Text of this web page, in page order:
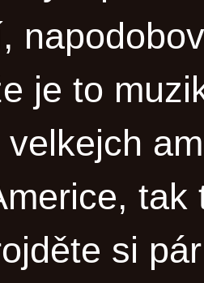
je to
velkejch
si